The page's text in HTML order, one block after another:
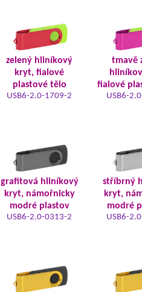
zelený hliníkový
kryt, fialové
plastové tělo
USB6-2.0-1709-2
tmavě
fialové
USB6-
grafitová hliníkový
kryt, námořnicky
modré plastov
USB6-2.0-0313-2
stříbrný
kryt,
modré
USB6-